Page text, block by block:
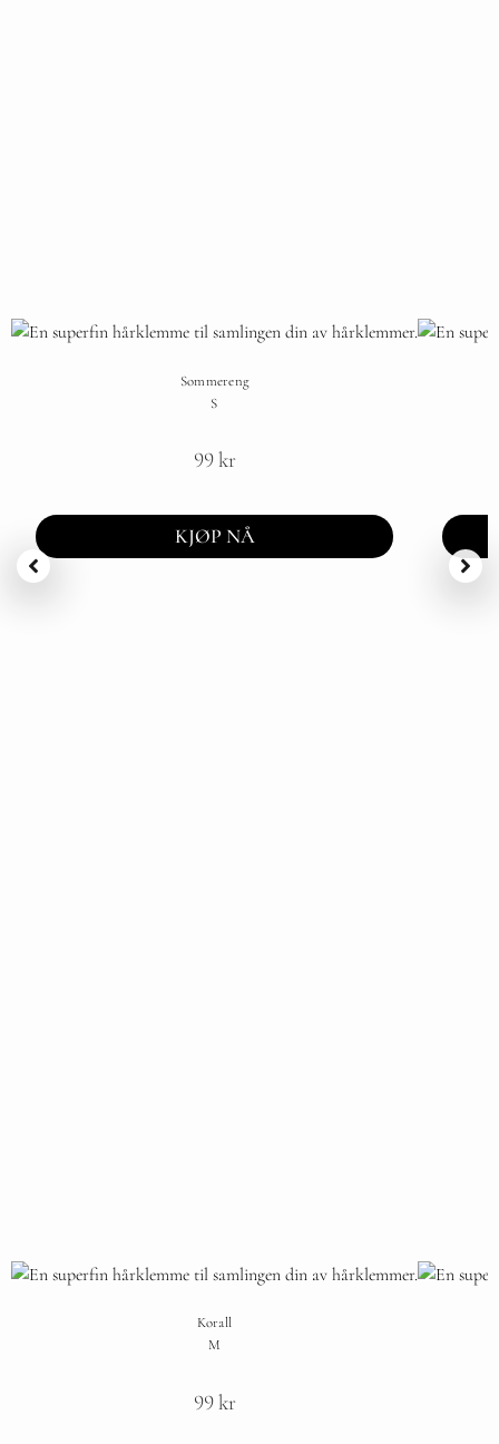
Sommereng
S
99kr
KJØP NÅ
Korall
M
99kr